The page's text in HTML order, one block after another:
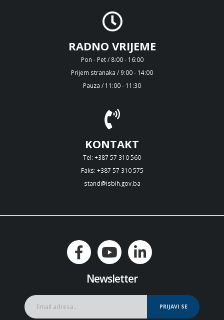
RADNO VRIJEME
Pon - Pet / 8:00 - 16:00
Prijem stranaka / 9:00 - 14:00
Pauza / 11:00 - 11:30
KONTAKT
Tel: +387 57 310 560
Faks: +387 57 310 575
stand@isbih.gov.ba
Newsletter
PRIJAVI SE